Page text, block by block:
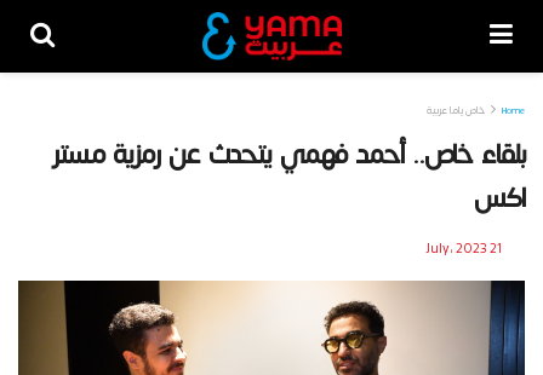
Home خاص ياما عربية
بلقاء خاص.. أحمد فهمي يتحدث عن رمزية مستر
اكس
21 July، 2023